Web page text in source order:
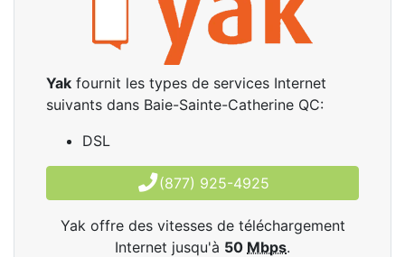
Yak fournit les types de services Internet
suivants dans Baie-Sainte-Catherine QC:
DSL
(877) 925-4925
Yak offre des vitesses de téléchargement
Internet jusqu'à 50 Mbps.